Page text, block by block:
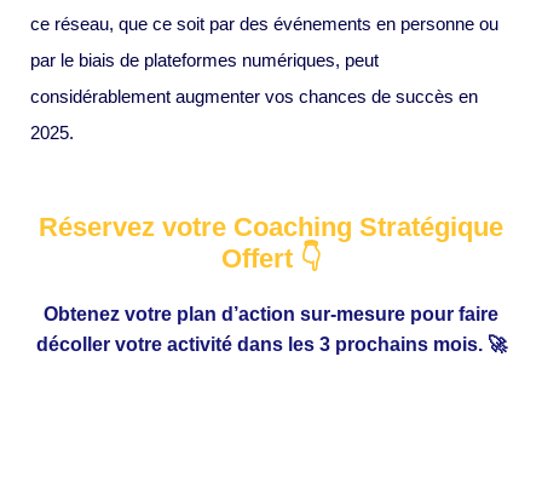
ce réseau, que ce soit par des événements en personne ou
par le biais de plateformes numériques, peut
considérablement augmenter vos chances de succès en
2025.
Réservez votre Coaching Stratégique
Offert 👇
Obtenez votre plan d’action sur-mesure pour faire
décoller votre activité dans les 3 prochains mois. 🚀